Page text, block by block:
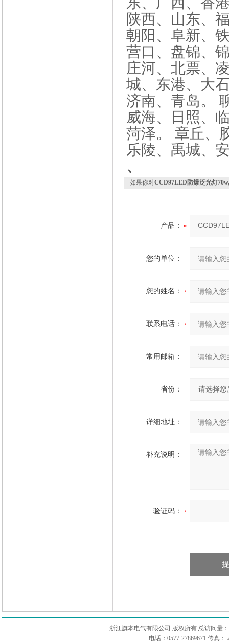
陕西、山东、
朝阳、阜新、
营口、盘锦、
庄河、北票、
城、东港、大
济南、青岛。
威海、日照、
菏泽。 章丘、
乐陵、禹城、
、
如果你对CCD97LED防爆泛光灯
产品：
您的单位：
您的姓名：
联系电话：
常用邮箱：
省份：
详细地址：
补充说明：
验证码：
浙江旗本电气有限公司 版权所有 总访问量：
电话：0577-27869671 传真